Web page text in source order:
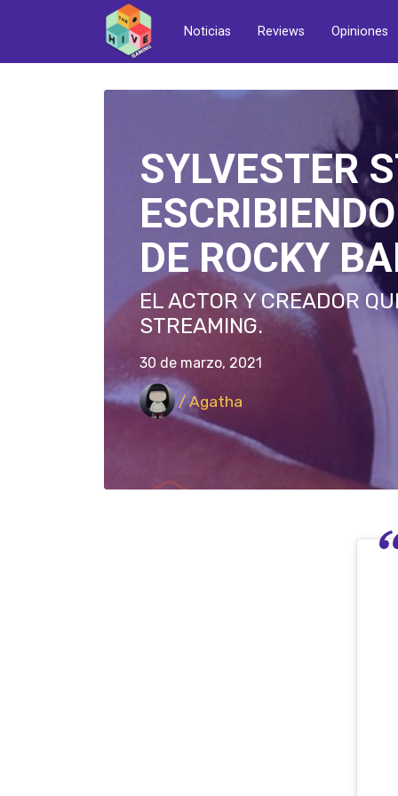
Noticias Reviews Opiniones
SYLVESTER
DE ROCKY
EL ACTOR Y CREADOR
STREAMING.
30 de marzo, 2021
/ Agatha